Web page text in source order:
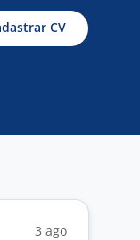
CV
3 ago